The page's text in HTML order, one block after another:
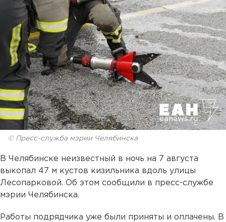
© Пресс-служба мэрии Челябинска
В Челябинске неизвестный в ночь на 7 августа
выкопал 47 м кустов кизильника вдоль улицы
Лесопарковой. Об этом сообщили в пресс-службе
мэрии Челябинска.
Работы подрядчика уже были приняты и оплачены. В